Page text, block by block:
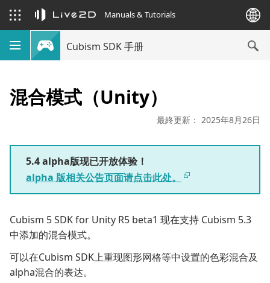
Manuals & Tutorials
Cubism SDK 手册
混合模式（Unity）
最終更新： 2025年8月26日
5.4 alpha版现已开放体验！
alpha 版相关公告页面请点击此处。
Cubism 5 SDK for Unity R5 beta1 现在支持 Cubism 5.3
中添加的混合模式。
可以在Cubism SDK上重现图形网格等中设置的色彩混合及
alpha混合的表达。